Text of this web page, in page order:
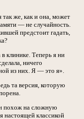
так же, как и она, может
— не случайность.
предстоит гадать,
клинике. Теперь я ни
ничего
из них. Я — это я».
та версия, которую
похож на сложную
настоящей классикой